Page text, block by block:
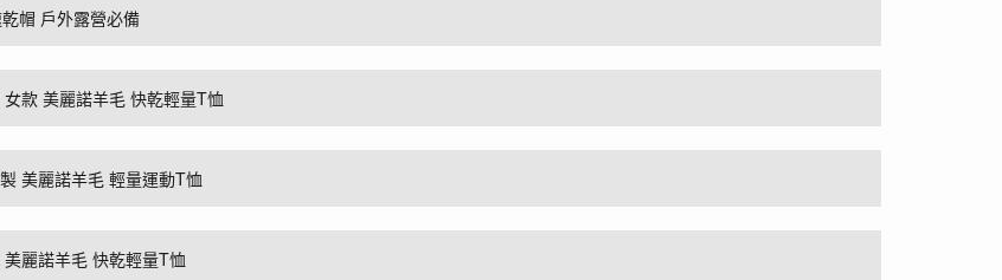
乾帽 戶外露營必備
款 美麗諾羊毛 快乾輕量T恤
美麗諾羊毛 輕量運動T恤
麗諾羊毛 快乾輕量T恤